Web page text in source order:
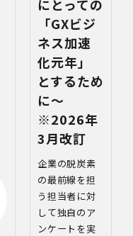
にとっての
「GXビジ
ネス加速
化元年」
とするため
に～
※2026年
3月改訂
企業の脱炭素
の最前線を担
う担当者に対
して独自のア
ンケートを実